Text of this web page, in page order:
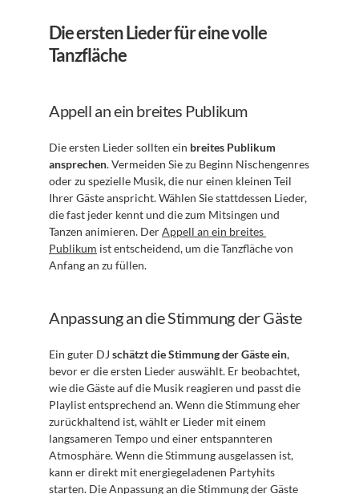
Die ersten Lieder für eine volle
Tanzfläche
Appell an ein breites Publikum
Die ersten Lieder sollten ein breites Publikum
ansprechen. Vermeiden Sie zu Beginn Nischengenres
oder zu spezielle Musik, die nur einen kleinen Teil
Ihrer Gäste anspricht. Wählen Sie stattdessen Lieder,
die fast jeder kennt und die zum Mitsingen und
Tanzen animieren. Der Appell an ein breites
Publikum ist entscheidend, um die Tanzfläche von
Anfang an zu füllen.
Anpassung an die Stimmung der Gäste
Ein guter DJ schätzt die Stimmung der Gäste ein,
bevor er die ersten Lieder auswählt. Er beobachtet,
wie die Gäste auf die Musik reagieren und passt die
Playlist entsprechend an. Wenn die Stimmung eher
zurückhaltend ist, wählt er Lieder mit einem
langsameren Tempo und einer entspannteren
Atmosphäre. Wenn die Stimmung ausgelassen ist,
kann er direkt mit energiegeladenen Partyhits
starten. Die Anpassung an die Stimmung der Gäste